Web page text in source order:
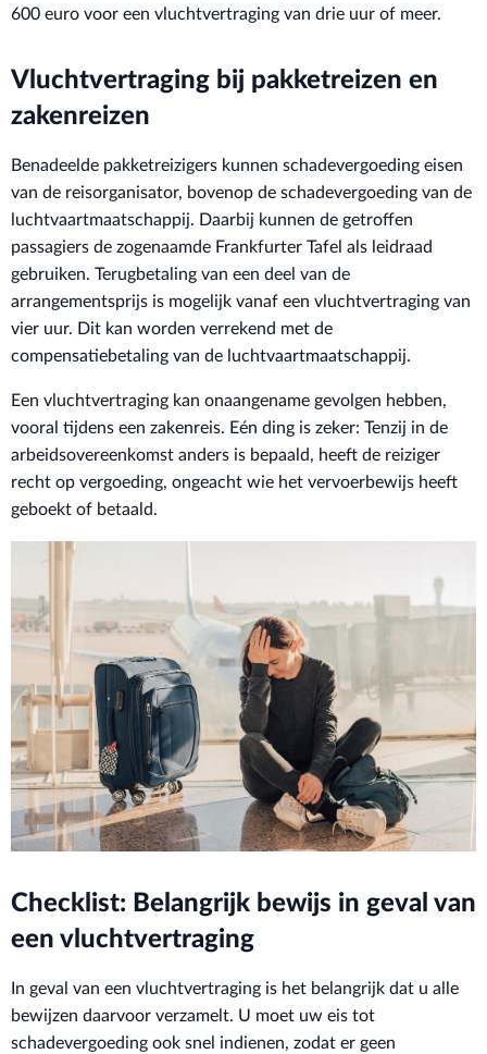
600 euro voor een vluchtvertraging van drie uur of meer.
Vluchtvertraging bij pakketreizen en
zakenreizen
Benadeelde pakketreizigers kunnen schadevergoeding eisen
van de reisorganisator, bovenop de schadevergoeding van de
luchtvaartmaatschappij. Daarbij kunnen de getroffen
passagiers de zogenaamde Frankfurter Tafel als leidraad
gebruiken. Terugbetaling van een deel van de
arrangementsprijs is mogelijk vanaf een vluchtvertraging van
vier uur. Dit kan worden verrekend met de
compensatiebetaling van de luchtvaartmaatschappij.
Een vluchtvertraging kan onaangename gevolgen hebben,
vooral tijdens een zakenreis. Eén ding is zeker: Tenzij in de
arbeidsovereenkomst anders is bepaald, heeft de reiziger
recht op vergoeding, ongeacht wie het vervoerbewijs heeft
geboekt of betaald.
Checklist: Belangrijk bewijs in geval van
een vluchtvertraging
In geval van een vluchtvertraging is het belangrijk dat u alle
bewijzen daarvoor verzamelt. U moet uw eis tot
schadevergoeding ook snel indienen, zodat er geen